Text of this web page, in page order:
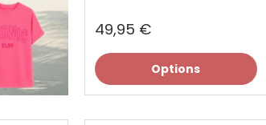
49,95 €
Options